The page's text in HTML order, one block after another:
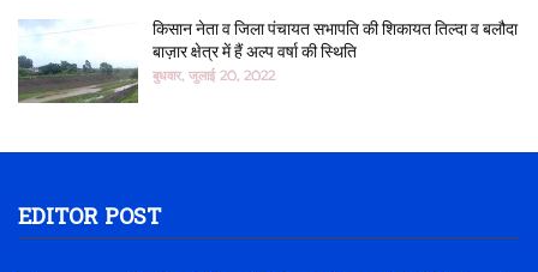
किसान नेता व जिला पंचायत सभापति की शिकायत तिल्दा व बलौदा
बाज़ार क्षेत्र में हैं अल्प वर्षा की स्थिति
बुधवार, जुलाई 20, 2022
EDITOR POST